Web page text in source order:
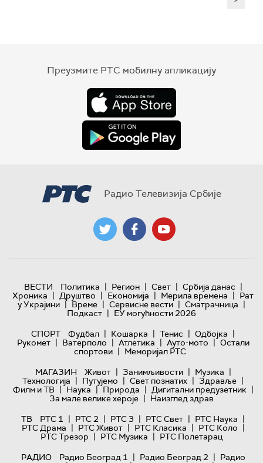
Преузмите РТС мобилну апликацију
Радио Телевизија Србије
ВЕСТИ Политика | Регион | Свет | Србија данас |
Хроника | Друштво | Економија | Мерила времена | Рат
у Украјини | Време | Сервисне вести | Сматрачница |
Подкаст | ЕУ могућности 2026
СПОРТ
Фудбал | Кошарка | Тенис | Одбојка |
Рукомет | Ватерполо | Атлетика | Ауто-мото | Остали
спортови | Меморијал РТС
МАГАЗИН
Живот | Занимљивости | Музика |
Технологијa | Путујемо | Свет познатих | Здравље |
Филм и ТВ | Наука | Природа | Дигитални предузетник |
За мале велике хероје | Наизглед здрав
ТВ
РТС 1 | РТС 2 | РТС 3 | РТС Свет | РТС Наука |
РТС Драма | РТС Живот | РТС Класика | РТС Коло |
РТС Трезор | РТС Музика | РТС Полетарац
РАДИО
Радио Београд 1 | Радио Београд 2 | Радио